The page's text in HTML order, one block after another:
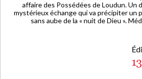
affaire des Possédées de Loudun. Un
mystérieux échange qui va précipiter un
sans aube de la « nuit de Dieu ».